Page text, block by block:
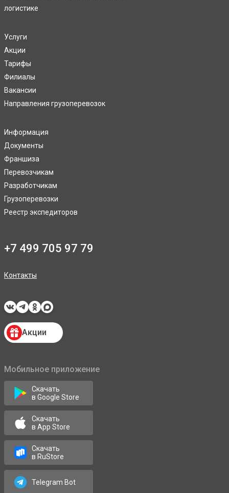
логистике
Услуги
Акции
Тарифы
Филиалы
Вакансии
Направления грузоперевозок
Информация
Документы
Франшиза
Перевозчикам
Разработчикам
Грузоперевозки
Реестр экспедиторов
+7 499 705 97 79
Контакты
Акции
Мобильное приложение
Скачать
в Google Store
Скачать
в App Store
Скачать
в RuStore
Telegram Bot